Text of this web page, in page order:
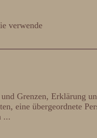
verwende
Grenzen, Erklärung
eine übergeordnete
...